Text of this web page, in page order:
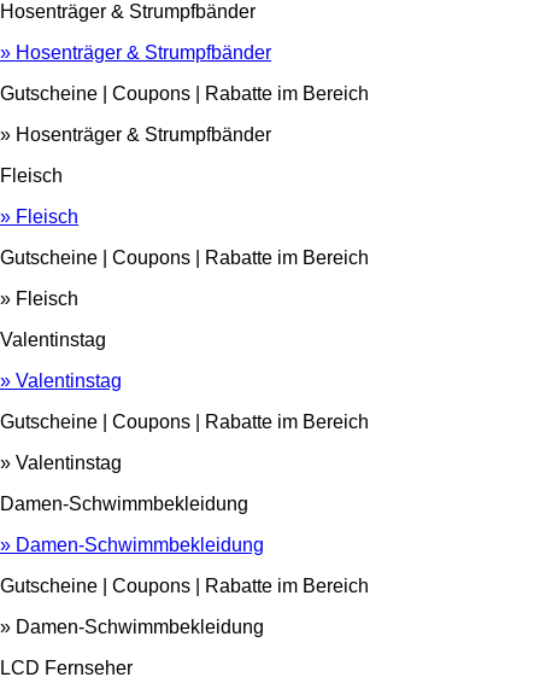
Hosenträger & Strumpfbänder
» Hosenträger & Strumpfbänder
Gutscheine | Coupons | Rabatte im Bereich
» Hosenträger & Strumpfbänder
Fleisch
» Fleisch
Gutscheine | Coupons | Rabatte im Bereich
» Fleisch
Valentinstag
» Valentinstag
Gutscheine | Coupons | Rabatte im Bereich
» Valentinstag
Damen-Schwimmbekleidung
» Damen-Schwimmbekleidung
Gutscheine | Coupons | Rabatte im Bereich
» Damen-Schwimmbekleidung
LCD Fernseher